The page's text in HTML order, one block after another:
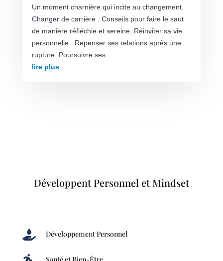
Un moment charnière qui incite au changement.
Changer de carrière : Conseils pour faire le saut
de manière réfléchie et sereine. Réinviter sa vie
personnelle : Repenser ses relations après une
rupture. Poursuivre ses...
lire plus
Développent Personnel et Mindset
 Développement Personnel